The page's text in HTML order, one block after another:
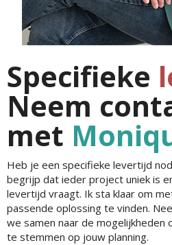
Specifieke
Neem
met
Heb je een specifieke levertijd
begrijp dat ieder project uniek is
levertijd vraagt. Ik sta klaar om
passende oplossing te vinden.
we samen naar de mogelijkheden
te stemmen op jouw planning.